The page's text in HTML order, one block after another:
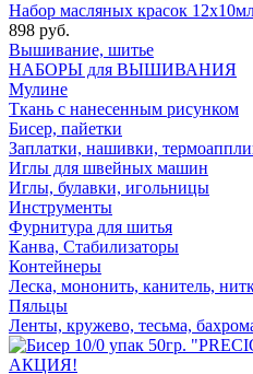
Набор масляных красок
898 руб.
Вышивание, шитье
НАБОРЫ для ВЫШИВАНИЯ
Мулине
Ткань с нанесенным рисунком
Бисер, пайетки
Заплатки, нашивки,
Иглы для швейных машин
Иглы, булавки, игольницы
Инструменты
Фурнитура для шитья
Канва, Стабилизаторы
Контейнеры
Леска, мононить, канитель,
Пяльцы
Ленты, кружево, тесьма,